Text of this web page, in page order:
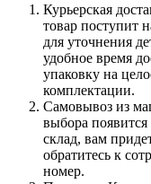
Курьерская
товар поступит
для уточнения
удобное время
упаковку на
комплектации.
Самовывоз из
выбора появится
склад, вам
обратитесь к
номер.